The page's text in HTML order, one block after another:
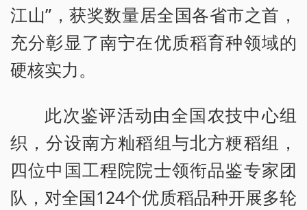
江山”，获奖数量居全国各省市之首，
充分彰显了南宁在优质稻育种领域的
硬核实力。
此次鉴评活动由全国农技中心组
织，分设南方籼稻组与北方粳稻组，
四位中国工程院院士领衔品鉴专家团
队，对全国124个优质稻品种开展多轮